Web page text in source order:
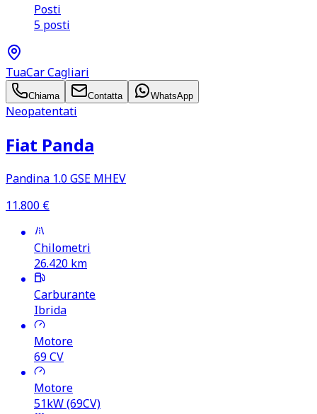
Posti
5 posti
TuaCar Cagliari
Chiama Contatta WhatsApp
Neopatentati
Fiat Panda
Pandina 1.0 GSE MHEV
11.800 €
Chilometri
26.420 km
Carburante
Ibrida
Motore
69CV
Motore
51kW (69CV)